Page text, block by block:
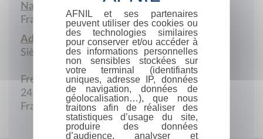
Nationalité :
France
Adresse :
Siège social
Fresquet
24550 Saint-Cernin-de-l'Herm
France
AFNIL et ses partenaires
peuvent utiliser des cookies ou
des technologies similaires
pour conserver et/ou accéder à
des informations personnelles
non sensibles stockées sur
votre terminal (identifiants
uniques, adresse IP, données
de navigation, données de
géolocalisation…), que nous
traitons afin de réaliser des
statistiques d’usage du site,
produire des données
d’audience, analyser et